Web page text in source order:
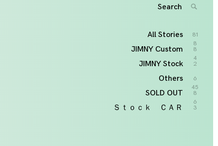
All Stories
81
8
JIMNY Custom
8
4
JIMNY Stock 2
Others
6
45
SOLD OUT
8
6
Ｓｔｏｃｋ ＣＡＲ 3